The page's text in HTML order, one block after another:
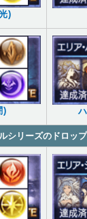
)
)
シリーズのドロッ